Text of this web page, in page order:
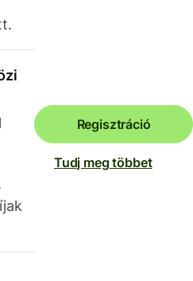
Regisztráció
Tudj meg többet